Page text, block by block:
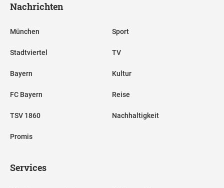
Nachrichten
München
Stadtviertel
Bayern
FC Bayern
TSV 1860
Promis
Sport
TV
Kultur
Reise
Nachhaltigkeit
Services